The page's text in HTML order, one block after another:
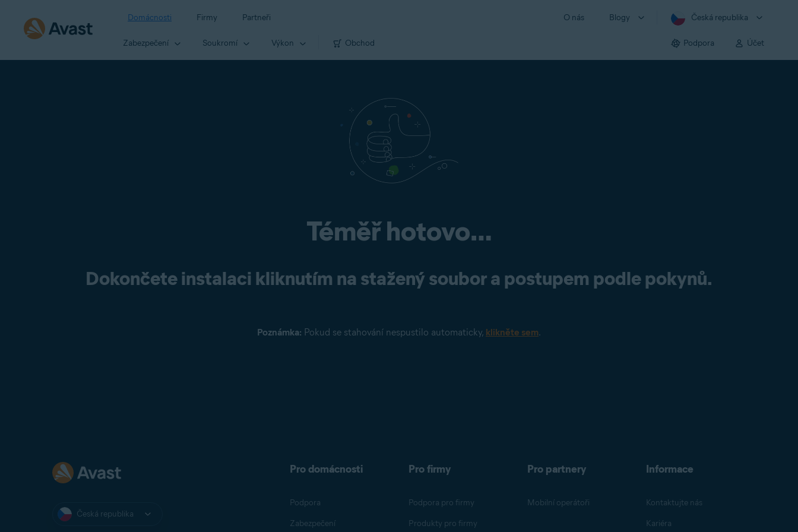
Domácnosti Firmy Partneři O nás Blogy Česká republika
Zabezpečení Soukromí Výkon Obchod Podpora Účet
Téměř hotovo…
Dokončete instalaci kliknutím na stažený soubor a postupem podle pokynů.
Poznámka: Pokud se stahování nespustilo automaticky, klikněte sem.
Česká republika
Pro domácnosti
Podpora
Zabezpečení
Pro firmy
Podpora pro firmy
Produkty pro firmy
Pro partnery
Mobilní operátoři
Informace
Kontaktujte nás
Kariéra